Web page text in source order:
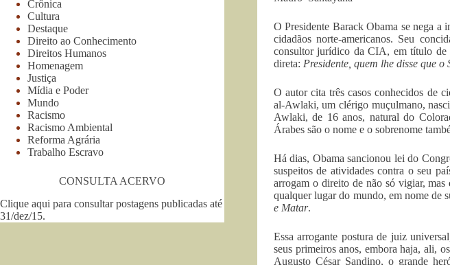
O Presidente Barack Obama se nega a
cidadãos norte-americanos. Seu
consultor jurídico da CIA, em título de
direta: Presidente, quem lhe disse que
O autor cita três casos conhecidos de
al-Awlaki, um clérigo muçulmano,
Awlaki, de 16 anos, natural do
Árabes são o nome e o sobrenome
Há dias, Obama sancionou lei do
suspeitos de atividades contra o seu
arrogam o direito de não só vigiar, mas
qualquer lugar do mundo, em nome de
e Matar.
Essa arrogante postura de juiz
seus primeiros anos, embora haja, ali,
Augusto César Sandino, o grande
Crônica
Cultura
Destaque
Direito ao Conhecimento
Direitos Humanos
Homenagem
Justiça
Mídia e Poder
Mundo
Racismo
Racismo Ambiental
Reforma Agrária
Trabalho Escravo
CONSULTA ACERVO
Clique aqui para consultar postagens publicadas até
31/dez/15.